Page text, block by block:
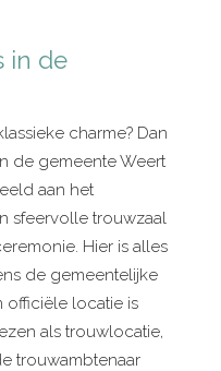
in de
charme? Dan
de gemeente Weert
aan het
sfeervolle trouwzaal
Hier is alles
de gemeentelijke
officiële locatie is
als trouwlocatie,
trouwambtenaar